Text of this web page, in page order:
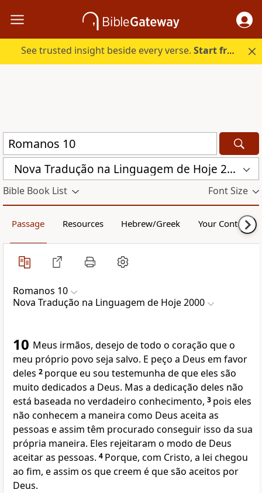
See trusted insight beside every verse.Start free.
Nova Traduҫão na Linguagem de Hoje 2000 (NTLH)
Bible Book List Font Size
Passage Resources Hebrew/Greek Your Content
Romanos 10
Nova Traduҫão na Linguagem de Hoje 2000
10 Meus irmãos, desejo de todo o coração que o
meu próprio povo seja salvo. E peço a Deus em favor
deles 2 porque eu sou testemunha de que eles são
muito dedicados a Deus. Mas a dedicação deles não
está baseada no verdadeiro conhecimento, 3 pois eles
não conhecem a maneira como Deus aceita as
pessoas e assim têm procurado conseguir isso da sua
própria maneira. Eles rejeitaram o modo de Deus
aceitar as pessoas. 4 Porque, com Cristo, a lei chegou
ao fim, e assim os que creem é que são aceitos por
Deus.